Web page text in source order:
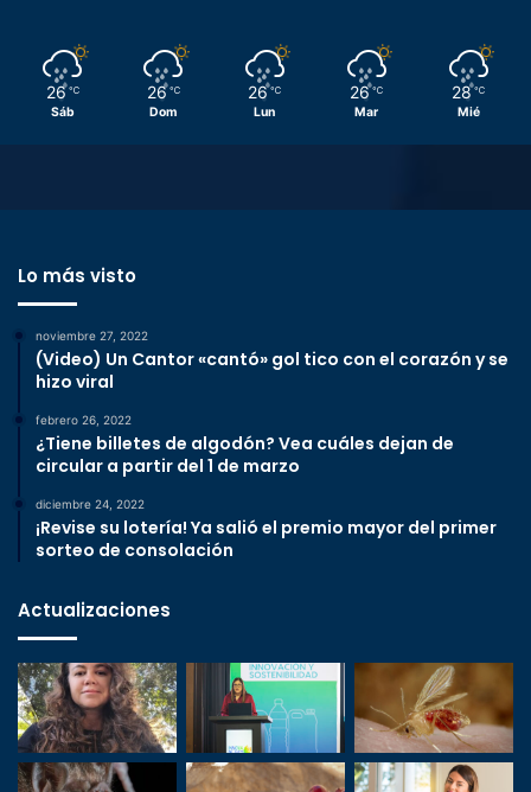
26 ℃
Sáb
26 ℃
Dom
26 ℃
Lun
26 ℃
Mar
28 ℃
Mié
Lo más visto
noviembre 27, 2022
(Video) Un Cantor «cantó» gol tico con el corazón y se
hizo viral
febrero 26, 2022
¿Tiene billetes de algodón? Vea cuáles dejan de
circular a partir del 1 de marzo
diciembre 24, 2022
¡Revise su lotería! Ya salió el premio mayor del primer
sorteo de consolación
Actualizaciones